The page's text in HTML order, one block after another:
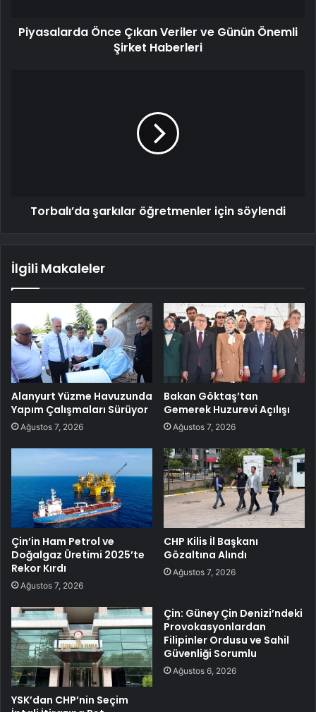
Piyasalarda Önce Çıkan Veriler ve Günün Önemli
Şirket Haberleri
Torbalı’da şarkılar öğretmenler için söylendi
İlgili Makaleler
Alanyurt Yüzme Havuzunda
Yapım Çalışmaları Sürüyor
Ağustos 7, 2026
Bakan Göktaş’tan
Gemerek Huzurevi Açılışı
Ağustos 7, 2026
Çin’in Ham Petrol ve
Doğalgaz Üretimi 2025’te
Rekor Kırdı
Ağustos 7, 2026
CHP Kilis İl Başkanı
Gözaltına Alındı
Ağustos 7, 2026
YSK’dan CHP’nin Seçim
Çin: Güney Çin Denizi’ndeki
Provokasyonlardan
Filipinler Ordusu ve Sahil
Güvenliği Sorumlu
Ağustos 6, 2026